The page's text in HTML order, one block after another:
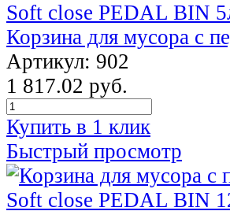
Корзина для мусора с
Артикул: 902
1 817.02 руб.
Купить в 1 клик
Быстрый просмотр